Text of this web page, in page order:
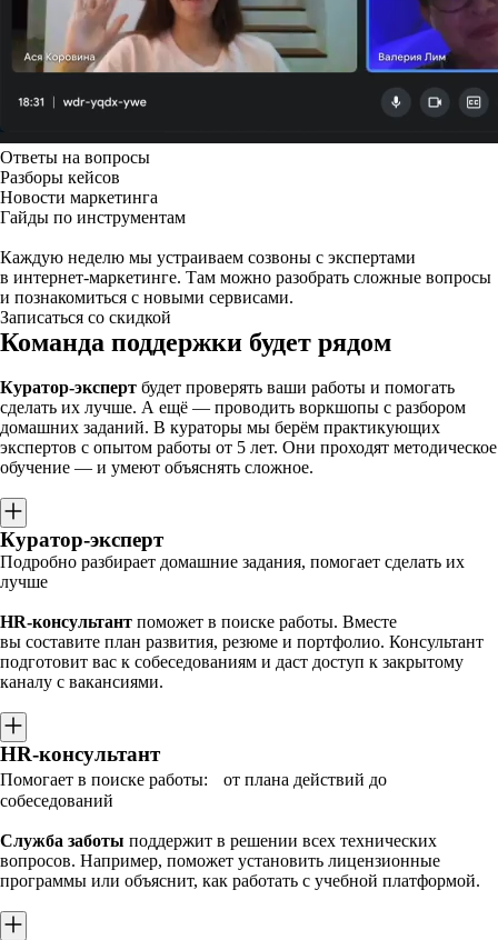
Ответы на вопросы
Разборы кейсов
Новости маркетинга
Гайды по инструментам
Каждую неделю мы устраиваем созвоны с экспертами
в интернет-маркетинге. Там можно разобрать сложные вопросы
и познакомиться с новыми сервисами.
Записаться со скидкой
Команда поддержки будет рядом
Куратор-эксперт будет проверять ваши работы и помогать
сделать их лучше. А ещё — проводить воркшопы с разбором
домашних заданий. В кураторы мы берём практикующих
экспертов с опытом работы от 5 лет. Они проходят методическое
обучение — и умеют объяснять сложное.
Куратор-эксперт
Подробно разбирает домашние задания, помогает сделать их
лучше
HR-консультант поможет в поиске работы. Вместе
вы составите план развития, резюме и портфолио. Консультант
подготовит вас к собеседованиям и даст доступ к закрытому
каналу с вакансиями.
HR-консультант
Помогает в поиске работы: от плана действий до
собеседований
Служба заботы поддержит в решении всех технических
вопросов. Например, поможет установить лицензионные
программы или объяснит, как работать с учебной платформой.